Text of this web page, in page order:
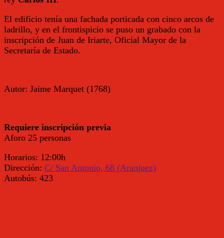
El edificio tenía una fachada porticada con cinco arcos de
ladrillo, y en el frontispicio se puso un grabado con la
inscripción de Juan de Iriarte, Oficial Mayor de la
Secretaría de Estado.
Autor: Jaime Marquet (1768)
Requiere inscripción previa
Aforo 25 personas
Horarios: 12:00h
Dirección: C/ San Antonio, 68 (Aranjuez)
Autobús: 423